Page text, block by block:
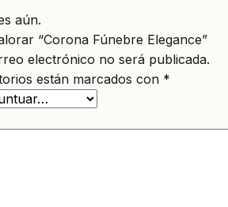
aún.
“Corona Fúnebre Elegance”
electrónico no será publicada.
están marcados con *